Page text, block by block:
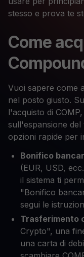
stesso e prova te
Come
Vuoi sapere come
nel posto giusto.
l'acquisto di
sull'espansione
opzioni rapide per
Bonifico
(EUR, USD,
il sistema ti
"Bonifico
segui le
Trasferimento
Crypto", una
una carta di